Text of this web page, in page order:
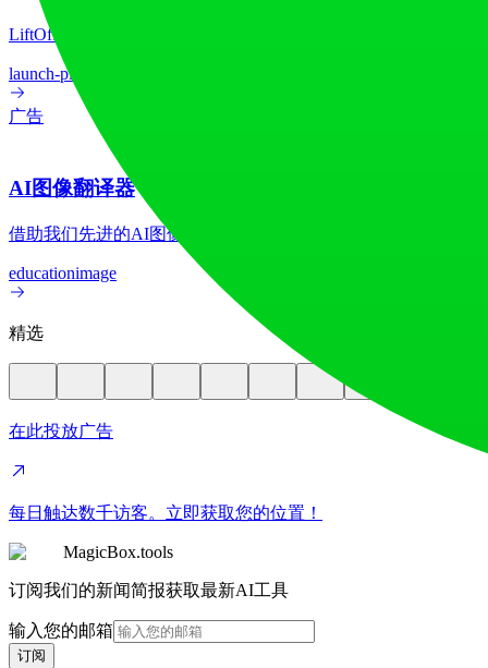
LiftOff 是一个面向创客的产品发布平台，用于发布产品、收
launch-platform
广告
AI图像翻译器
借助我们先进的AI图像翻译器，在70多种语言间实现图像文
educationimage
精选
在此投放广告
每日触达数千访客。立即获取您的位置！
MagicBox.tools
订阅我们的新闻简报获取最新AI工具
输入您的邮箱
订阅